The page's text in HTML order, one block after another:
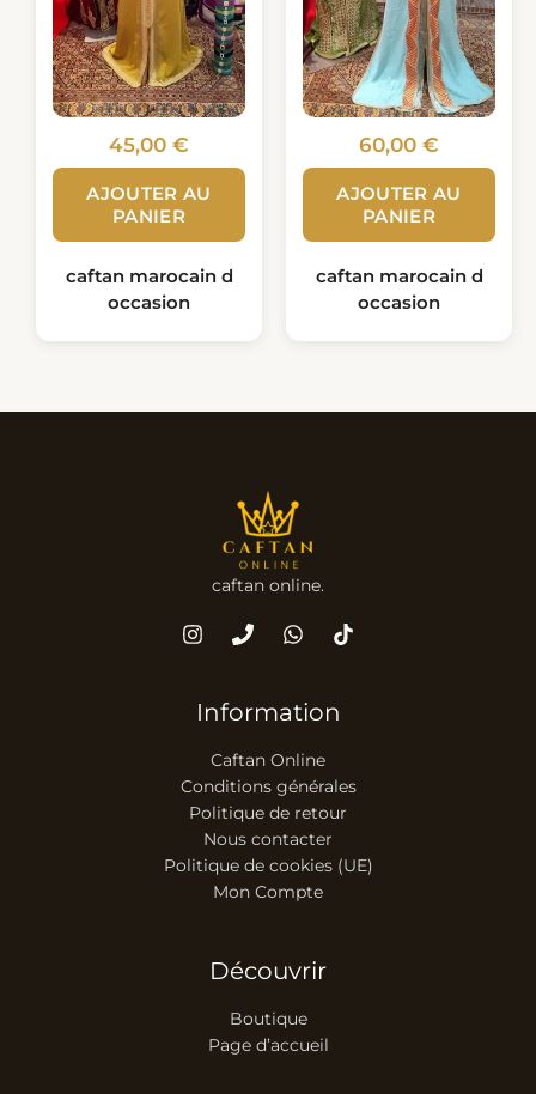
45,00 €
AJOUTER AU
PANIER
caftan marocain d
occasion
60,00 €
AJOUTER AU
PANIER
caftan marocain d
occasion
caftan online.
Information
Caftan Online
Conditions générales
Politique de retour
Nous contacter
Politique de cookies (UE)
Mon Compte
Découvrir
Boutique
Page d’accueil